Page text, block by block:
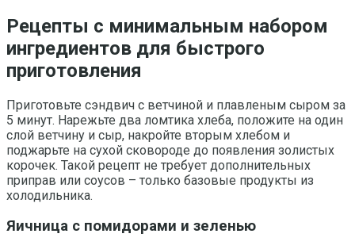
Рецепты с минимальным набором
ингредиентов для быстрого
приготовления
Приготовьте сэндвич с ветчиной и плавленым сыром за
5 минут. Нарежьте два ломтика хлеба, положите на один
слой ветчину и сыр, накройте вторым хлебом и
поджарьте на сухой сковороде до появления золистых
корочек. Такой рецепт не требует дополнительных
приправ или соусов – только базовые продукты из
холодильника.
Яичница с помидорами и зеленью